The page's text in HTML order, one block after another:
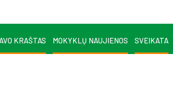
KRAŠTAS MOKYKLŲ NAUJIENOS SVEIKATA